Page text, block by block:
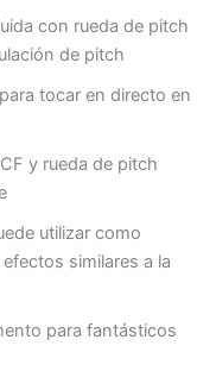
con rueda de pitch
de pitch
tocar en directo en
y rueda de pitch
utilizar como
similares a la
para fantásticos